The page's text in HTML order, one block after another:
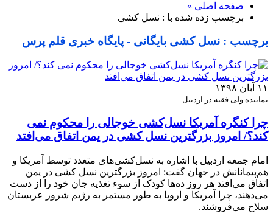
صفحه اصلی »
برچسب زده شده با : نسل کشی
برچسب : نسل کشی بایگانی - پایگاه خبری قلم پرس
۱۱ آبان ۱۳۹۸
نماینده ولی فقیه در اردبیل
چرا کنگره آمریکا نسل‌کشی خوجالی را محکوم نمی
کند؟/ امروز بزرگترین نسل ‌کشی در یمن اتفاق می‌افتد
امام جمعه اردبیل با اشاره به نسل‌کشی‌های متعدد توسط آمریکا و
هم‌پیمانانش در جهان گفت: امروز بزرگترین نسل ‌کشی در یمن
اتفاق می‌افتد هر روز ده‌ها کودک از سوء تغذیه جان خود را از دست
می‌دهند، چرا آمریکا و اروپا به طور مستمر به رژیم شرور عربستان
سلاح می‌فروشند.